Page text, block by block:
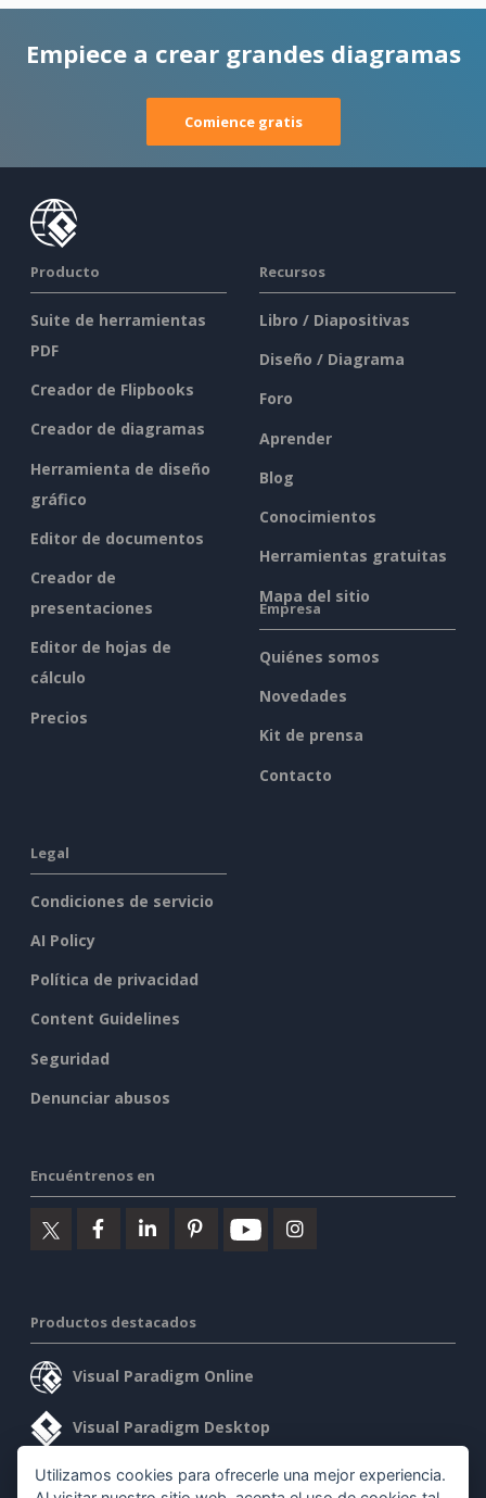
Empiece a crear grandes diagramas
Comience gratis
Producto
Suite de herramientas
PDF
Creador de Flipbooks
Creador de diagramas
Herramienta de diseño
gráfico
Editor de documentos
Creador de
presentaciones
Editor de hojas de
cálculo
Precios
Recursos
Libro / Diapositivas
Diseño / Diagrama
Foro
Aprender
Blog
Conocimientos
Herramientas gratuitas
Mapa del sitio
Empresa
Quiénes somos
Novedades
Kit de prensa
Contacto
Legal
Condiciones de servicio
AI Policy
Política de privacidad
Content Guidelines
Seguridad
Denunciar abusos
Encuéntrenos en
Productos destacados
Visual Paradigm Online
Visual Paradigm Desktop
Utilizamos cookies para ofrecerle una mejor experiencia.